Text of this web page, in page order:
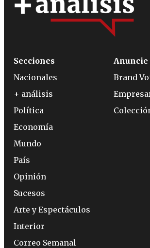
Secciones
Nacionales
+ análisis
Política
Economía
Mundo
País
Opinión
Sucesos
Arte y Espectáculos
Interior
Correo Semanal
Anuncie
Brand